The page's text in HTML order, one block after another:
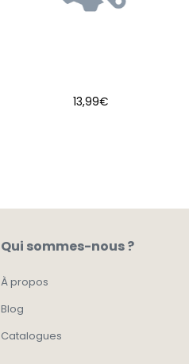
13,99€
Qui sommes-nous ?
À propos
Blog
Catalogues